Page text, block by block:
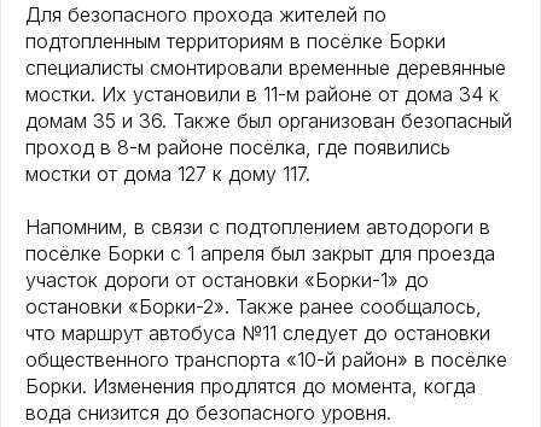
Для безопасного прохода жителей по
подтопленным территориям в посёлке Борки
специалисты смонтировали временные деревянные
мостки. Их установили в 11-м районе от дома 34 к
домам 35 и 36. Также был организован безопасный
проход в 8-м районе посёлка, где появились
мостки от дома 127 к дому 117.
Напомним, в связи с подтоплением автодороги в
посёлке Борки с 1 апреля был закрыт для проезда
участок дороги от остановки «Борки-1» до
остановки «Борки-2». Также ранее сообщалось,
что маршрут автобуса №11 следует до остановки
общественного транспорта «10-й район» в посёлке
Борки. Изменения продлятся до момента, когда
вода снизится до безопасного уровня.